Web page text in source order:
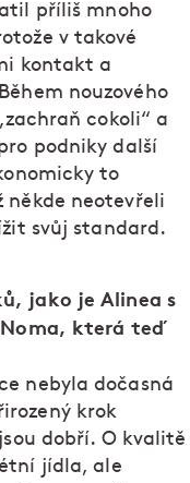
příliš mnoho
v takové
kontakt a
nouzového
cokoli“ a
podniky další
to
někde neotevřeli
svůj standard.
jako je Alinea s
která teď
nebyla dočasná
krok
dobří. O kvalitě
jídla, ale